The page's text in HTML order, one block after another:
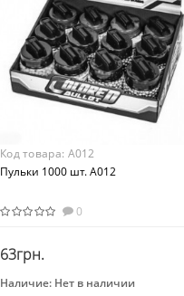
Код товара: A012
Пульки 1000 шт. A012
0
63грн.
Закончился
Наличие: Нет в наличии